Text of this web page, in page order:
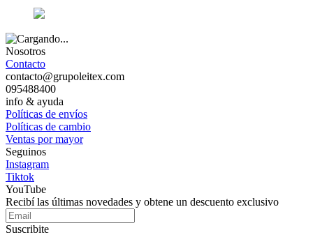
Nosotros
Contacto
contacto@grupoleitex.com
095488400
info & ayuda
Políticas de envíos
Políticas de cambio
Ventas por mayor
Seguinos
Instagram
Tiktok
YouTube
Recibí las últimas novedades y obtene un descuento exclusivo
Suscribite